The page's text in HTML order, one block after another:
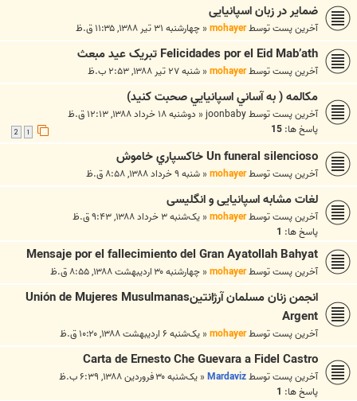
ضمایر در زبان اسپانیایی
آخرین پست توسطmohayer
« چهارشنبه ۳۱ تیر ۱۳۸۸, ۱۱:۳۵ ق.ظ
Felicidades por el Eid Mab’ath تبریک عید مبعث
آخرین پست توسطmohayer
« شنبه ۲۷ تیر ۱۳۸۸, ۲:۵۳ ب.ظ
مکالمه ( به آساني اسپانيايي صحبت کنيد)
آخرین پست توسطjoonbaby
« دوشنبه ۱۸ خرداد ۱۳۸۸, ۱۲:۱۳ ق.ظ
پاسخ ها: 15
Un funeral silencioso خاكسپاري خاموش
آخرین پست توسطmohayer
« شنبه ۹ خرداد ۱۳۸۸, ۸:۵۸ ق.ظ
لغات مشابه اسپانیایی و انگلیسی
آخرین پست توسطmohayer
« یک‌شنبه ۳ خرداد ۱۳۸۸, ۹:۴۳ ق.ظ
پاسخ ها: 1
Mensaje por el fallecimiento del Gran Ayatollah Bahyat
آخرین پست توسطmohayer
« چهارشنبه ۳۰ اردیبهشت ۱۳۸۸, ۸:۵۵ ق.ظ
انجمن زنان مسلمان آرژانتینUnión de Mujeres Musulmanas
Argent
آخرین پست توسطmohayer
« یک‌شنبه ۶ اردیبهشت ۱۳۸۸, ۱۰:۲۰ ق.ظ
Carta de Ernesto Che Guevara a Fidel Castro
آخرین پست توسطMardaviz
« یک‌شنبه ۳۰ فروردین ۱۳۸۸, ۶:۳۹ ب.ظ
پاسخ ها: 1